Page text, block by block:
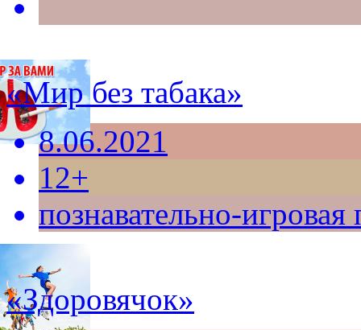
«Мир без табака»
8.06.2021
12+
познавательно-
«Здоровячок»